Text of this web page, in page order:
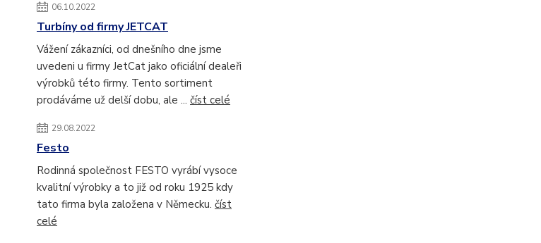
06.10.2022
Turbíny od firmy JETCAT
Vážení zákazníci, od dnešního dne jsme
uvedeni u firmy JetCat jako oficiální dealeři
výrobků této firmy. Tento sortiment
prodáváme už delší dobu, ale ... číst celé
29.08.2022
Festo
Rodinná společnost FESTO vyrábí vysoce
kvalitní výrobky a to již od roku 1925 kdy
tato firma byla založena v Německu. číst
celé